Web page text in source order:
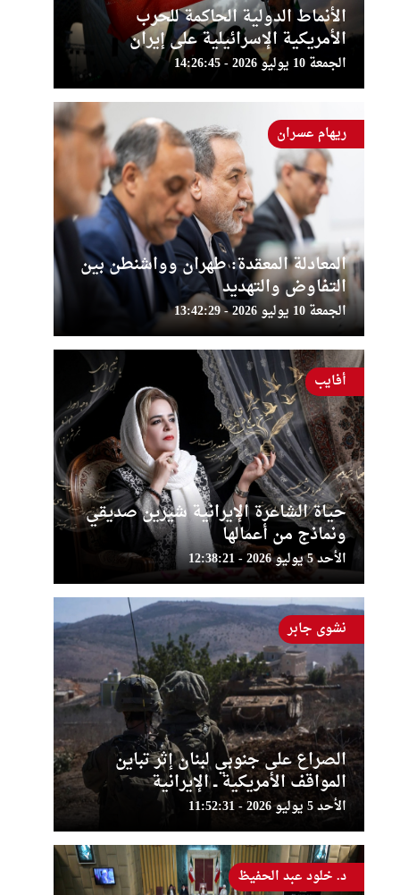
الأنماط الدولية الحاكمة للحرب
الأمريكية الإسرائيلية على إيران
الجمعة 10 يوليو 2026 - 14:26:45
المعادلة المعقدة: طهران وواشنطن بين
التفاوض والتهديد
الجمعة 10 يوليو 2026 - 13:42:29
ريهام عسران
حياة الشاعرة الإيرانية شيرين صديقي
ونماذج من أعمالها
الأحد 5 يوليو 2026 - 12:38:21
أفايب
الصراع على جنوبي لبنان إثر تباين
المواقف الأمريكية ــ الإيرانية
الأحد 5 يوليو 2026 - 11:52:31
نشوى جابر
د. خلود عبد الحفيظ